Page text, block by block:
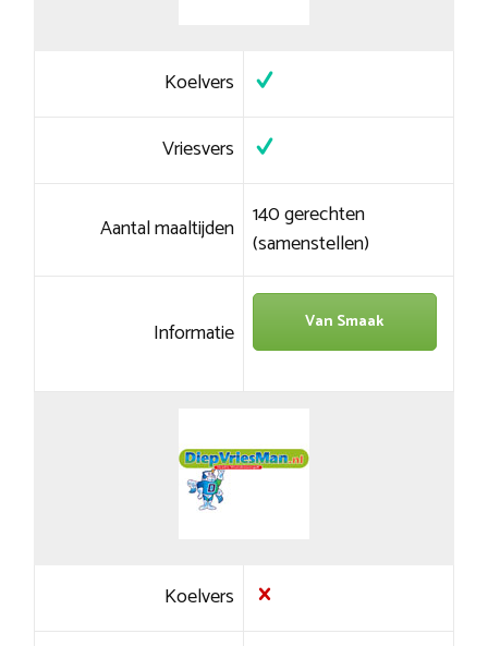
Koelvers
Vriesvers
Aantal maaltijden 140 gerechten
(samenstellen)
Informatie Van Smaak
Koelvers